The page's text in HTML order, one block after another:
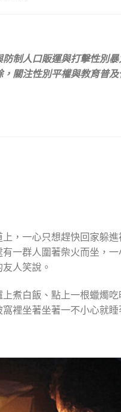
制人口販運與打擊性別暴
關注性別平權與教育普
，一心只想趕快回家躲進
一群人圍著柴火而坐，
人笑說。
煮白飯、點上一根蠟燭吃
裡坐著坐著一不小心就睡